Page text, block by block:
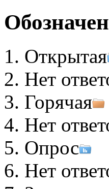
Открытая
Нет
Горячая
Нет
Опрос
Нет